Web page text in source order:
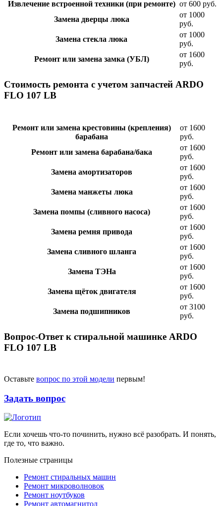
Извлечение встроенной техники (при ремонте) от 600 руб.
Замена дверцы люка
от 1000
руб.
Замена стекла люка
от 1000
руб.
Ремонт или замена замка (УБЛ)
от 1600
руб.
Стоимость ремонта с учетом запчастей ARDO
FLO 107 LB
Ремонт или замена крестовины (крепления)
барабана
от 1600
руб.
Ремонт или замена барабана/бака
от 1600
руб.
Замена амортизаторов
от 1600
руб.
Замена манжеты люка
от 1600
руб.
Замена помпы (сливного насоса)
от 1600
руб.
Замена ремня привода
от 1600
руб.
Замена сливного шланга
от 1600
руб.
Замена ТЭНа
от 1600
руб.
Замена щёток двигателя
от 1600
руб.
Замена подшипников
от 3100
руб.
Вопрос-Ответ к стиральной машинке ARDO
FLO 107 LB
Оставьте вопрос по этой модели первым!
Задать вопрос
Если хочешь что-то починить, нужно всё разобрать. И понять,
где то, что важно.
Полезные страницы
Ремонт стиральных машин
Ремонт микроволновок
Ремонт ноутбуков
Ремонт автомагнитол